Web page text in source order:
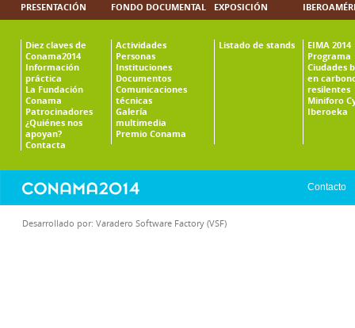
PRESENTACIÓN
Diez claves de
Conama2014
Información
práctica
La Fundación
Conama
Patrocinadores
¿Quiénes nos
apoyan?
Contacta
FONDO DOCUMENTAL
Actividades
Personas
Instituciones
Documentos
Comunicaciones
técnicas
Galería
multimedia
Premio Conama
EXPOSICIÓN
Listado de stands
EIMA 2014
Programa
Ciudades
en
resilentes
Miniforo
Iberoeka
Contacto
Desarrollado por: Varadero Software Factory (VSF)